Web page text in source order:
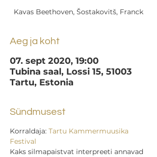
Kavas Beethoven, Šostakovitš, Franck
Aeg ja koht
07. sept 2020, 19:00
Tubina saal, Lossi 15, 51003
Tartu, Estonia
Sündmusest
Korraldaja: Tartu Kammermuusika
Festival
Kaks silmapaistvat interpreeti annavad